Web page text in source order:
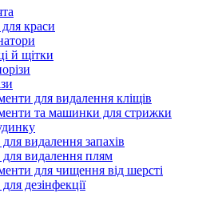
краси
й щітки
для видалення кліщів
та машинки для стрижки
видалення запахів
для видалення плям
для чищення від шерсті
дезінфекції